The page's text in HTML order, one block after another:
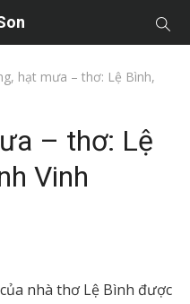
hạt mưa – thơ: Lệ Bình,
– thơ: Lệ
Vinh
của nhà thơ Lệ Bình được